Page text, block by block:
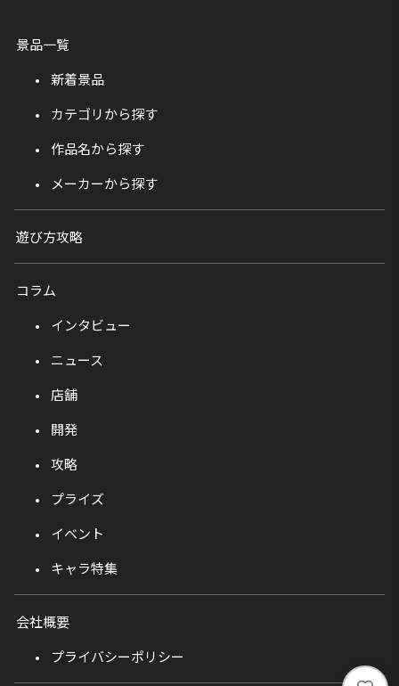
景品一覧
新着景品
カテゴリから探す
作品名から探す
メーカーから探す
遊び方攻略
コラム
インタビュー
ニュース
店舗
開発
攻略
プライズ
イベント
キャラ特集
会社概要
プライバシーポリシー